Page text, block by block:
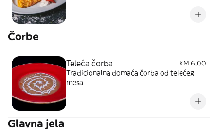
Čorbe
Teleća čorba
KM 6,00
Tradicionalna domaća čorba od telećeg
mesa
Glavna jela